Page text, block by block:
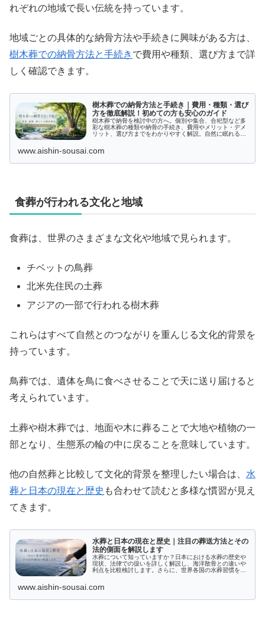
れぞれの地域で長い伝統を持っています。
地域ごとの具体的な納骨方法や手続きに興味がある方は、
樹木葬での納骨方法と手続き で費用や種類、選び方まで詳
しく確認できます。
樹木葬での納骨方法と手続き｜費用・種類・選び
方を徹底解説！初めての方も安心のガイド
樹木葬で納骨を検討中の方へ。個別や集合、合祀型など多
彩な樹木葬の種類や納骨の手続き、費用やメリット・デメ
リット、選び方までをわかりやすく解説。自然に眠れる新
www.aishin-sousai.com
食葬が行われる文化と地域
食葬は、世界のさまざまな文化や地域で見られます。
チベットの鳥葬
北米先住民の土葬
アジアの一部で行われる樹木葬
これらはすべて自然とのつながりを重んじる文化的背景を
持っています。
鳥葬では、遺体を鳥に食べさせることで天に送り届けると
考えられています。
土葬や樹木葬では、地面や木に葬ることで大地や植物の一
部となり、生態系の輪の中に戻ることを意味しています。
他の自然葬と比較して文化的背景を整理したい場合は、 水
葬と日本の現在と歴史 も合わせて読むと多様な慣習が見え
てきます。
水葬と日本の現在と歴史｜注目の葬送方法とその
法的側面を解説します
水葬について知っていますか？日本における水葬の歴史や
現状、法律での扱いを詳しく解説し、海洋散骨との違いや
利点を比較検討します。さらに、世界各国の水葬習慣を紹
を見つけましょう。
www.aishin-sousai.com